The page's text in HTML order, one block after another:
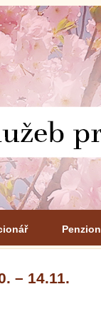
Penzion
– 14.11.